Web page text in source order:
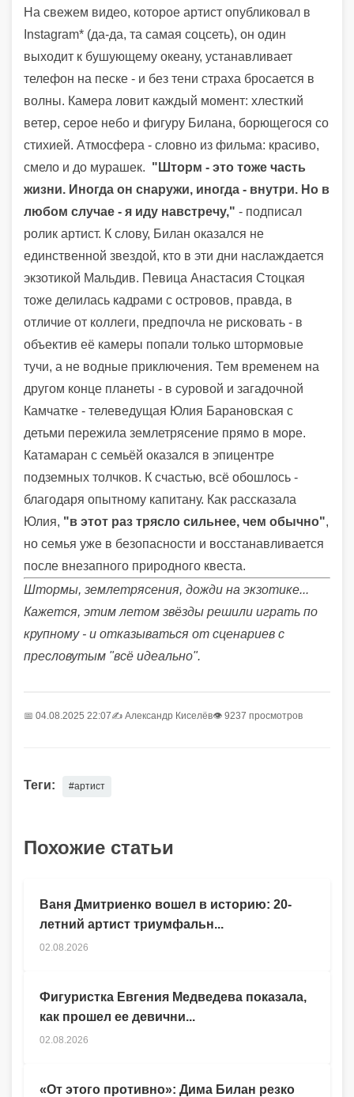
На свежем видео, которое артист опубликовал в
Instagram* (да-да, та самая соцсеть), он один
выходит к бушующему океану, устанавливает
телефон на песке - и без тени страха бросается в
волны. Камера ловит каждый момент: хлесткий
ветер, серое небо и фигуру Билана, борющегося со
стихией. Атмосфера - словно из фильма: красиво,
смело и до мурашек. "Шторм - это тоже часть
жизни. Иногда он снаружи, иногда - внутри. Но в
любом случае - я иду навстречу," - подписал
ролик артист. К слову, Билан оказался не
единственной звездой, кто в эти дни наслаждается
экзотикой Мальдив. Певица Анастасия Стоцкая
тоже делилась кадрами с островов, правда, в
отличие от коллеги, предпочла не рисковать - в
объектив её камеры попали только штормовые
тучи, а не водные приключения. Тем временем на
другом конце планеты - в суровой и загадочной
Камчатке - телеведущая Юлия Барановская с
детьми пережила землетрясение прямо в море.
Катамаран с семьёй оказался в эпицентре
подземных толчков. К счастью, всё обошлось -
благодаря опытному капитану. Как рассказала
Юлия, "в этот раз трясло сильнее, чем обычно",
но семья уже в безопасности и восстанавливается
после внезапного природного квеста.
Штормы, землетрясения, дожди на экзотике...
Кажется, этим летом звёзды решили играть по
крупному - и отказываться от сценариев с
пресловутым "всё идеально".
📅 04.08.2025 22:07✍️ Александр Киселёв👁 9237 просмотров
Теги: #артист
Похожие статьи
Ваня Дмитриенко вошел в историю: 20-
летний артист триумфальн...
02.08.2026
Фигуристка Евгения Медведева показала,
как прошел ее девични...
02.08.2026
«От этого противно»: Дима Билан резко